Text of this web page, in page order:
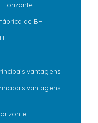
de BH
vantagens
vantagens